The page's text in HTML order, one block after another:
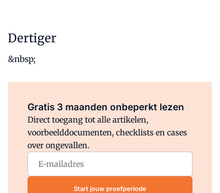
Dertiger
&nbsp;
Gratis 3 maanden onbeperkt lezen
Direct toegang tot alle artikelen,
voorbeelddocumenten, checklists en cases
over ongevallen.
Start jouw proefperiode